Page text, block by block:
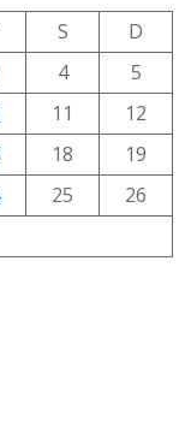
S
D
4
5
11
12
18
19
25
26